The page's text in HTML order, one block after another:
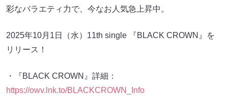
彩なバラエティ力で、今なお人気急上昇中。
2025年10月1日（水）11th single 『BLACK CROWN』を
リリース！
・『BLACK CROWN』詳細：
https://owv.lnk.to/BLACKCROWN_Info